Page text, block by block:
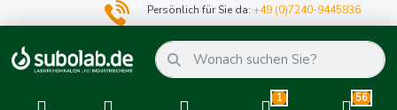
Persönlich für Sie da:+49 (0)7240-9445836
1 56